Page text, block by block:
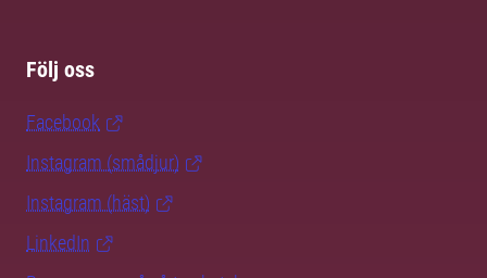
Följ oss
Facebook
Instagram (smådjur)
Instagram (häst)
LinkedIn